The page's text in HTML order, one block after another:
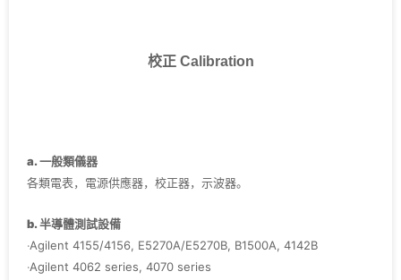
校正 Calibration
a. 一般類儀器
各類電表，電源供應器，校正器，示波器。
b. 半導體測試設備
‧Agilent 4155/4156, E5270A/E5270B, B1500A, 4142B
‧Agilent 4062 series, 4070 series